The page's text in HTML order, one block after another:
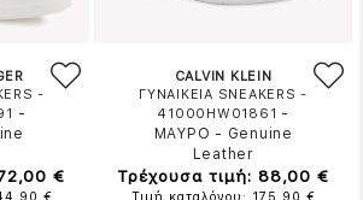
-
-
€
CALVIN KLEIN
ΓΥΝΑΙΚΕΙΑ SNEAKERS -
41000HW01861 -
ΜΑΥΡΟ - Genuine
Leather
Τρέχουσα τιμή: 88,00 €